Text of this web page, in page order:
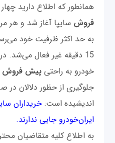
همانطور که اطلاع دارید
فروش سایپا آغاز شد و هر
به حد اکثر ظرفیت خود
خودرو به راحتی پیش فروش
جلوگیری از حظور دلالان در
اندیشیده است:خریداران
ایران‌خودرو جایی ندارند.
به اطلاع کلیه متقاضیان